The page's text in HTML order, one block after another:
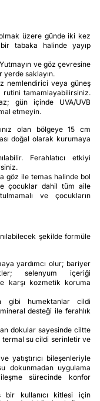
üzere günde iki kez
tabaka halinde yayıp
ve göz çevresine
yerde saklayın.
nemlendirici veya güneş
tamamlayabilirsiniz.
gün içinde UVA/UVB
etmeyin.
olan bölgeye 15 cm
doğal olarak kurumaya
Ferahlatıcı etkiyi
göz ile temas halinde bol
çocuklar dahil tüm aile
ve çocukların
şekilde formüle
yardımcı olur; bariyer
selenyum içeriği
karşı kozmetik koruma
gibi humektanlar cildi
desteği ile ferahlık
dokular sayesinde ciltte
termal su cildi serinletir ve
yatıştırıcı bileşenleriyle
dokunmadan uygulama
sürecinde konfor
bir kullanıcı kitlesi için